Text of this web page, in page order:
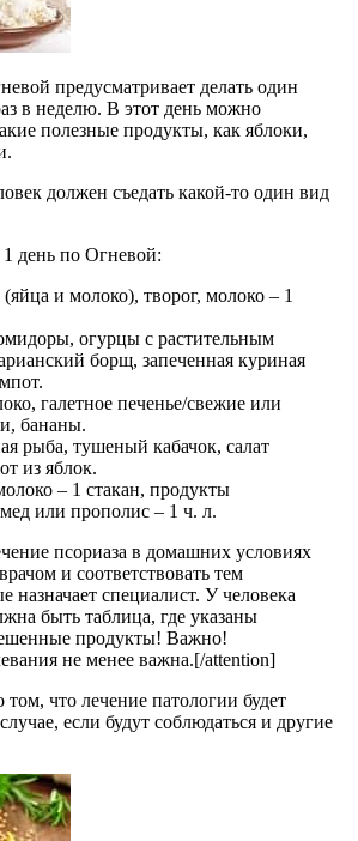
предусматривает делать один
в неделю. В этот день можно
полезные продукты, как яблоки,
должен съедать какой-то один вид
день по Огневой:
и молоко), творог, молоко – 1
огурцы с растительным
борщ, запеченная куриная
галетное печенье/свежие или
бананы.
рыба, тушеный кабачок, салат
из яблок.
– 1 стакан, продукты
или прополис – 1 ч. л.
псориаза в домашних условиях
и соответствовать тем
назначает специалист. У человека
быть таблица, где указаны
продукты! Важно!
не менее важна.[/attention]
что лечение патологии будет
если будут соблюдаться и другие